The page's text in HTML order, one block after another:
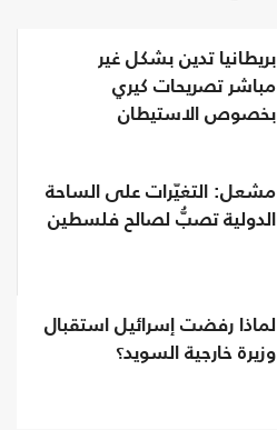
بريطانيا تدين بشكل غير
مباشر تصريحات كيري
بخصوص الاستيطان
مشعل: التغيّرات على الساحة
الدولية تصبُّ لصالح فلسطين
لماذا رفضت إسرائيل استقبال
وزيرة خارجية السويد؟